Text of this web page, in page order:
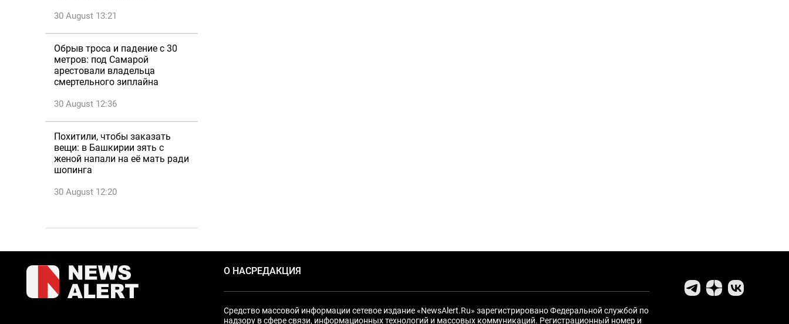
30 August 13:21
Обрыв троса и падение с 30
метров: под Самарой
арестовали владельца
смертельного зиплайна
30 August 12:36
Похитили, чтобы заказать
вещи: в Башкирии зять с
женой напали на её мать ради
шопинга
30 August 12:20
О НАСРЕДАКЦИЯ
Средство массовой информации сетевое издание «NewsAlert.Ru» зарегистрировано Федеральной службой по
надзору в сфере связи, информационных технологий и массовых коммуникаций. Регистрационный номер и